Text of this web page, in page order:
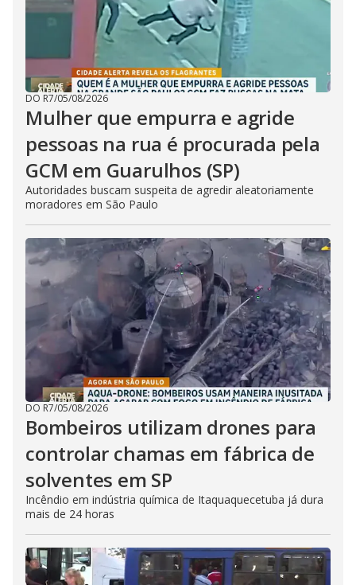
DO R7/05/08/2026
Mulher que empurra e agride
pessoas na rua é procurada pela
GCM em Guarulhos (SP)
Autoridades buscam suspeita de agredir aleatoriamente
moradores em São Paulo
DO R7/05/08/2026
Bombeiros utilizam drones para
controlar chamas em fábrica de
solventes em SP
Incêndio em indústria química de Itaquaquecetuba já dura
mais de 24 horas